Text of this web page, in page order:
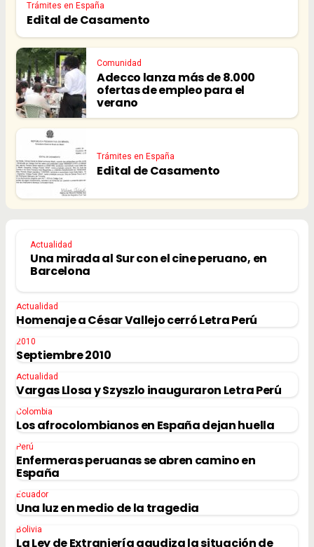
Trámites en España
Edital de Casamento
Comunidad
Adecco lanza más de 8.000
ofertas de empleo para el
verano
Trámites en España
Edital de Casamento
Actualidad
Una mirada al Sur con el cine peruano, en
Barcelona
Actualidad
Homenaje a César Vallejo cerró Letra Perú
2010
Septiembre 2010
Actualidad
Vargas Llosa y Szyszlo inauguraron Letra Perú
Colombia
Los afrocolombianos en España dejan huella
Perú
Enfermeras peruanas se abren camino en
España
Ecuador
Una luz en medio de la tragedia
Bolivia
La Ley de Extranjería agudiza la situación de